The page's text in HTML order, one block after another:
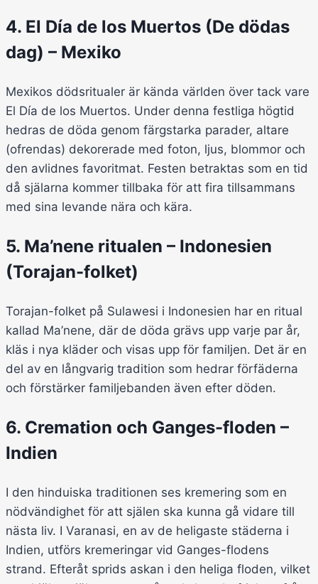
4. El Día de los Muertos (De dödas
dag) – Mexiko
Mexikos dödsritualer är kända världen över tack vare
El Día de los Muertos. Under denna festliga högtid
hedras de döda genom färgstarka parader, altare
(ofrendas) dekorerade med foton, ljus, blommor och
den avlidnes favoritmat. Festen betraktas som en tid
då själarna kommer tillbaka för att fira tillsammans
med sina levande nära och kära.
5. Ma’nene ritualen – Indonesien
(Torajan-folket)
Torajan-folket på Sulawesi i Indonesien har en ritual
kallad Ma’nene, där de döda grävs upp varje par år,
kläs i nya kläder och visas upp för familjen. Det är en
del av en långvarig tradition som hedrar förfäderna
och förstärker familjebanden även efter döden.
6. Cremation och Ganges-floden –
Indien
I den hinduiska traditionen ses kremering som en
nödvändighet för att själen ska kunna gå vidare till
nästa liv. I Varanasi, en av de heligaste städerna i
Indien, utförs kremeringar vid Ganges-flodens
strand. Efteråt sprids askan i den heliga floden, vilket